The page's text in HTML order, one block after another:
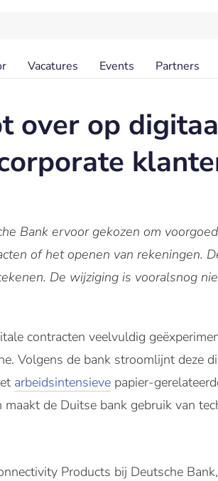
Vacatures Events Partners
over op
Bank ervoor gekozen om
of het openen van rekeningen.
De wijziging is vooralsnog
contracten veelvuldig
Volgens de bank stroomlijnt deze
arbeidsintensieve papier-
de Duitse bank gebruik van
Products bij Deutsche